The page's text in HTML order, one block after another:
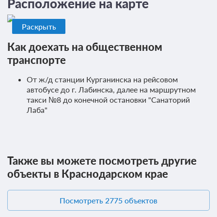
Стандарт 2-местный 2-комнатный к.7
Лабушка
В стоимость входит:
Трехразовое питание (диетическое)
Требуется предоплата
полиартриты, полиартроз, полиостеоартроз
ревматоидный полиартрит
синовиты, теносиновиты
сколиоз (I-II степени)
спондилез
Заболевания органов дыхания и ЛОР-органов
синусит хронический
тонзиллит хронический
фарингит хронический
Расположение на карте
Раскрыть
Как доехать на общественном
транспорте
От ж/д станции Курганинска на рейсовом
автобусе до г. Лабинска, далее на маршрутном
такси №8 до конечной остановки "Санаторий
Лаба"
Также вы можете посмотреть другие
объекты в Краснодарском крае
Посмотреть 2775 объектов